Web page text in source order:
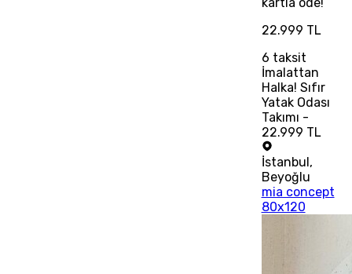
22.999 TL
6 taksit
İmalattan
Halka! Sıfır
Yatak Odası
Takımı -
22.999 TL
İstanbul,
Beyoğlu
mia concept
80x120